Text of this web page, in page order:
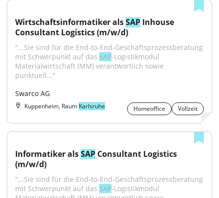
Wirtschaftsinformatiker als SAP Inhouse
Consultant Logistics (m/w/d)
"...Sie sind für die End-to-End-Geschäftsprozessberatung
mit Schwerpunkt auf das SAP-Logistikmodul
Materialwirtschaft (MM) verantwortlich sowie
punktuell..."
Swarco AG
Kuppenheim, Raum Karlsruhe Homeoffice Vollzeit
Informatiker als SAP Consultant Logistics
(m/w/d)
"...Sie sind für die End-to-End-Geschäftsprozessberatung
mit Schwerpunkt auf das SAP-Logistikmodul